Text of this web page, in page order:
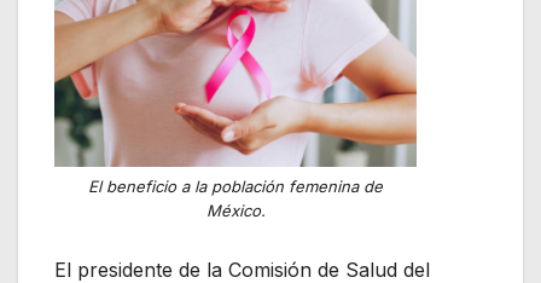
El beneficio a la población femenina de
México.
El presidente de la Comisión de Salud del